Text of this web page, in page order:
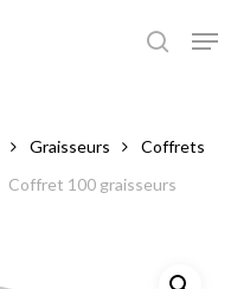
Graisseurs
Coffrets
Coffret 100 graisseurs